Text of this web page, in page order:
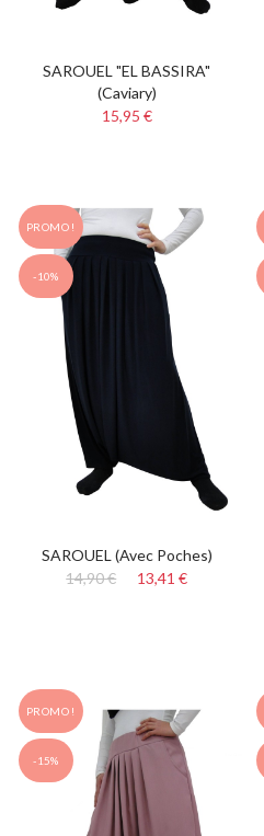
SAROUEL "EL BASSIRA"
(Caviary)
15,95 €
PROMO !
-10%
SAROUEL (avec Poches)
14,90 €
13,41 €
PROMO !
-15%